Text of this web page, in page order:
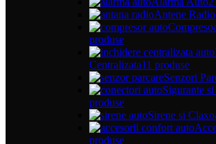
Antene Radio
produse
Centralizata11 produse
Senzori
Sigurante
produse
Sirene si
produse